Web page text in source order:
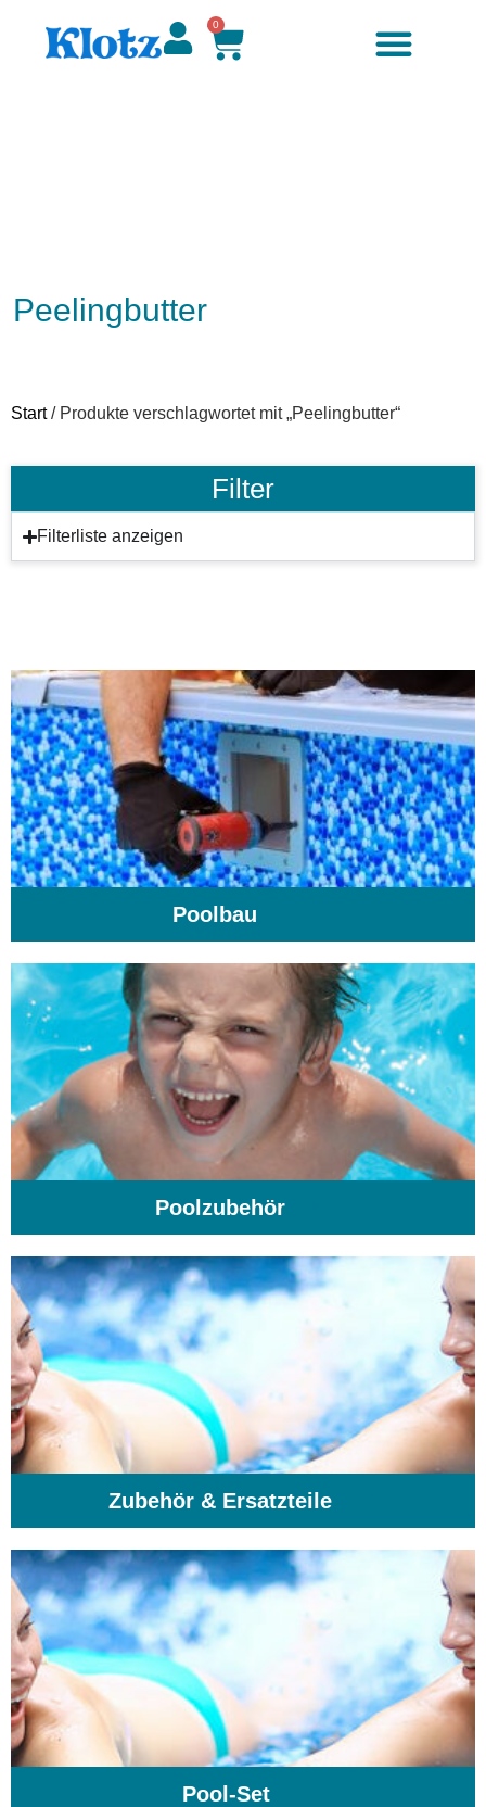
0
Peelingbutter
Start/ Produkte verschlagwortet mit „Peelingbutter“
Filter
Filterliste anzeigen
Poolbau
Poolzubehör
Zubehör & Ersatzteile
Pool-Set